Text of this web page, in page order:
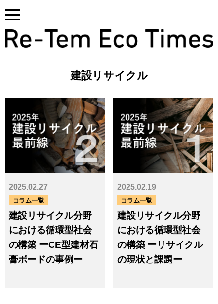
Skip
to
content
建設リサイクル
基本サービス一覧はこちら
タグ
CO₂GHGPCBSDGsアスベスト
エネルギーサステナブル
サーキュラーエコノミー
トラックパリ協定
フェアマインドゴールド
フロン回収 プラスチック
2025.02.27
コラム一覧
建設リサイクル分野
における循環型社会
の構築 ーCE型建材石
膏ボードの事例ー
2025.02.19
コラム一覧
建設リサイクル分野
における循環型社会
の構築 ーリサイクル
の現状と課題ー